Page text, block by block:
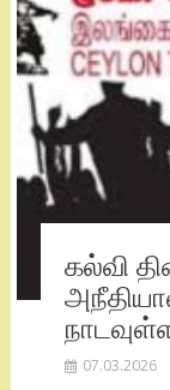
கல்வி
07.03.2026